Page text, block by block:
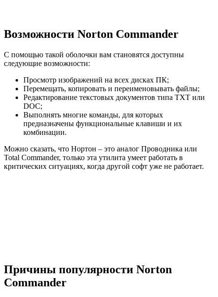
Возможности Norton Commander
С помощью такой оболочки вам становятся доступны
следующие возможности:
Просмотр изображений на всех дисках ПК;
Перемещать, копировать и переименовывать файлы;
Редактирование текстовых документов типа TXT или
DOC;
Выполнять многие команды, для которых
предназначены функциональные клавиши и их
комбинации.
Можно сказать, что Нортон – это аналог Проводника или
Total Commander, только эта утилита умеет работать в
критических ситуациях, когда другой софт уже не работает.
Причины популярности Norton
Commander